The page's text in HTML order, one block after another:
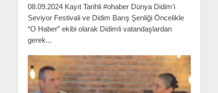
08.09.2024 Kayıt Tarihli #ohaber Dünya Didim’i
Seviyor Festivali ve Didim Barış Şenliği Öncelikle
“O Haber” ekibi olarak Didimli vatandaşlardan
gerek...